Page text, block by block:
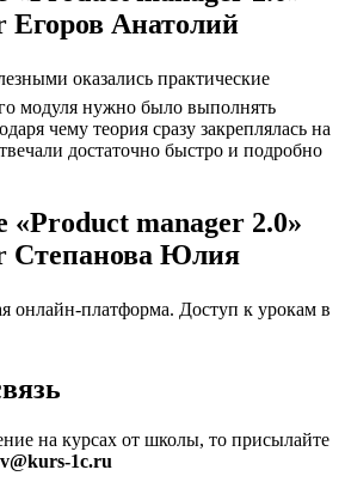
Егоров Анатолий
оказались практические
модуля нужно было выполнять
чему теория сразу закреплялась на
достаточно быстро и подробно
«Product manager 2.0»
Степанова Юлия
онлайн-платформа. Доступ к урокам в
на курсах от школы, то присылайте
1c.ru